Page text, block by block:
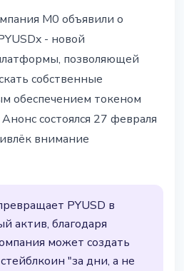
и M0 запустили
чтения
M0 объявили о
- новой
позволяющей
собственные
обеспечением токеном
состоялся 27 февраля
внимание
PYUSD в
актив, благодаря
может создать
"за дни, а не